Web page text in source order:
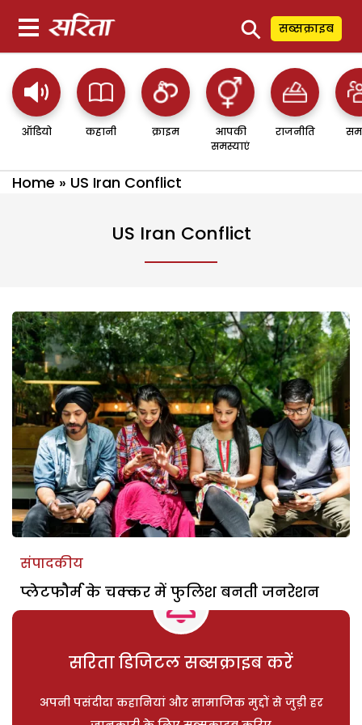
⚲ सब्सक्राइब
ऑडियो कहानी क्राइम
आपकी
समस्याएं
राजनीति
Home » US Iran Conflict
US Iran Conflict
संपादकीय
प्लेटफौर्म के चक्कर में फुलिश बनती जनरेशन
सरिता डिजिटल सब्सक्राइब करें
अपनी पसंदीदा कहानियां और सामाजिक मुद्दों से जुड़ी हर